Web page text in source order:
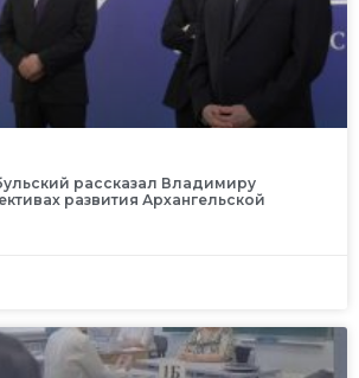
рассказал Владимиру
развития Архангельской